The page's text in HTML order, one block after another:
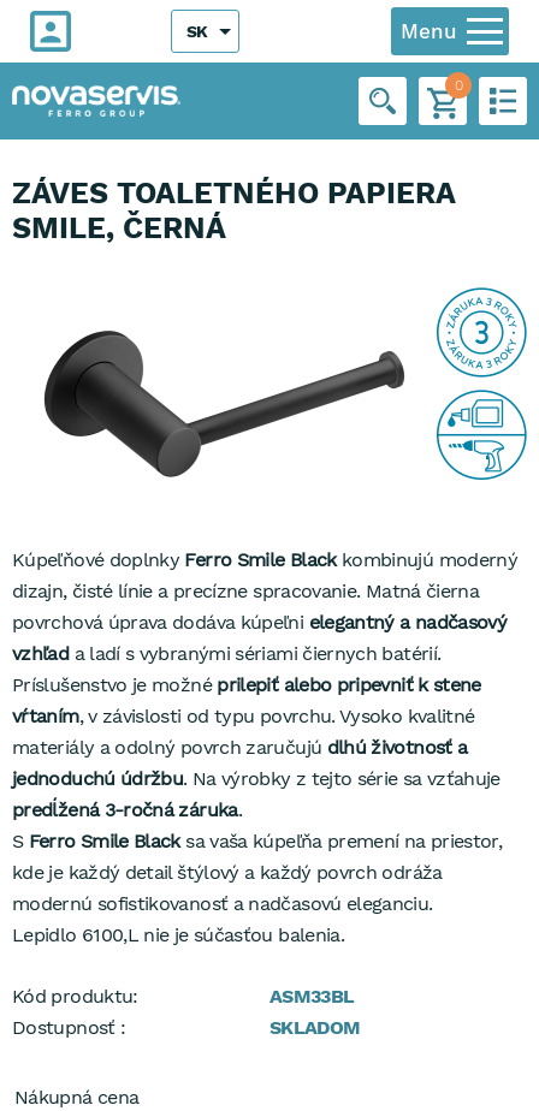
Menu
SK
0
ZÁVES TOALETNÉHO PAPIERA
SMILE, ČERNÁ
Kúpeľňové doplnky Ferro Smile Blackkombinujú moderný
dizajn, čisté línie a precízne spracovanie. Matná čierna
povrchová úprava dodáva kúpeľni elegantný a nadčasový
vzhľada ladí s vybranými sériami čiernych batérií.
Príslušenstvo je možné prilepiť alebo pripevniť k stene
vŕtaním, v závislosti od typu povrchu. Vysoko kvalitné
materiály a odolný povrch zaručujú dlhú životnosť a
jednoduchú údržbu. Na výrobky z tejto série sa vzťahuje
predĺžená 3-ročná záruka.
S Ferro Smile Blacksa vaša kúpeľňa premení na priestor,
kde je každý detail štýlový a každý povrch odráža
modernú sofistikovanosť a nadčasovú eleganciu.
Lepidlo 6100,L nie je súčasťou balenia.
Kód produktu:
ASM33BL
Dostupnosť :
SKLADOM
Nákupná cena